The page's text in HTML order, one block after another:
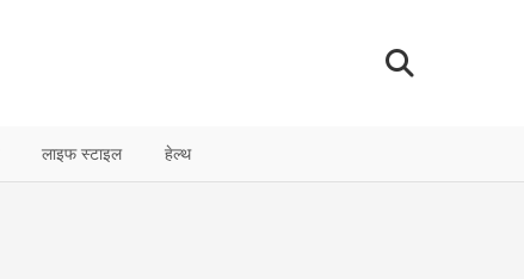
लाइफ स्टाइल हेल्थ